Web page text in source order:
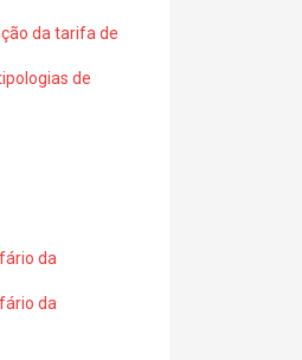
da tarifa de
de
da
da